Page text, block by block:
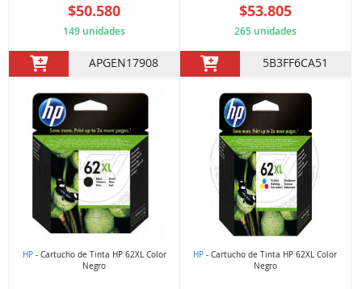
$50.580
149 unidades
APGEN17908
$53.805
265 unidades
5B3FF6CA51
HP- Cartucho de Tinta HP 62XL Color
Negro
HP - Cartucho de Tinta HP 62XL Color
Negro